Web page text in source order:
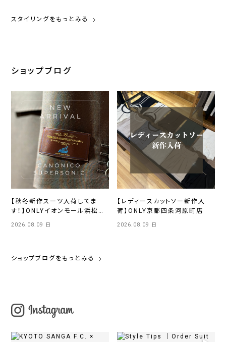
スタイリングをもっとみる
ショップブログ
【秋冬新作スーツ入荷してま
す！】ONLYイオンモール浜松市
2026.08.09 日
【レディースカットソー新作入
荷】ONLY京都四条河原町店
2026.08.09 日
ショップブログをもっとみる